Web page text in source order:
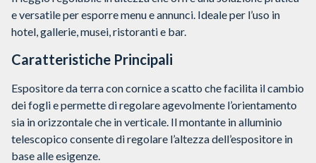
e versatile per esporre menu e annunci. Ideale per l’uso in
hotel, gallerie, musei, ristoranti e bar.
Caratteristiche Principali
Espositore da terra con cornice a scatto che facilita il cambio
dei fogli e permette di regolare agevolmente l’orientamento
sia in orizzontale che in verticale. Il montante in alluminio
telescopico consente di regolare l’altezza dell’espositore in
base alle esigenze.